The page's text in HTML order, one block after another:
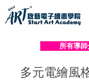
Start Art Workshop
所有導
多元電繪風